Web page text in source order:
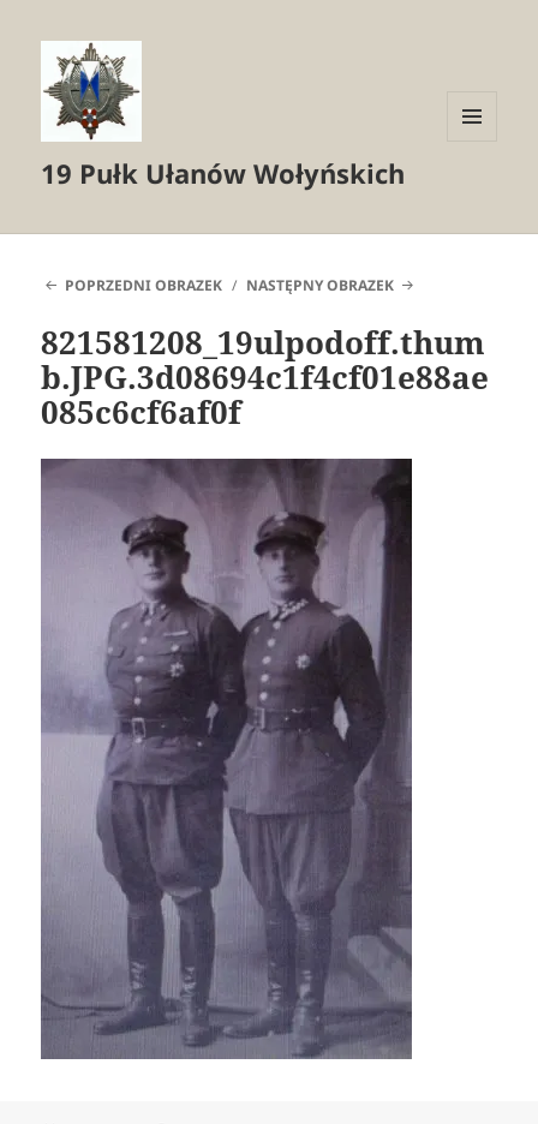
19 Pułk Ułanów Wołyńskich
POPRZEDNI OBRAZEK NASTĘPNY OBRAZEK
821581208_19ulpodoff.thum
b.JPG.3d08694c1f4cf01e88ae
085c6cf6af0f